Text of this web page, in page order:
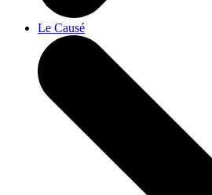
Le Causé